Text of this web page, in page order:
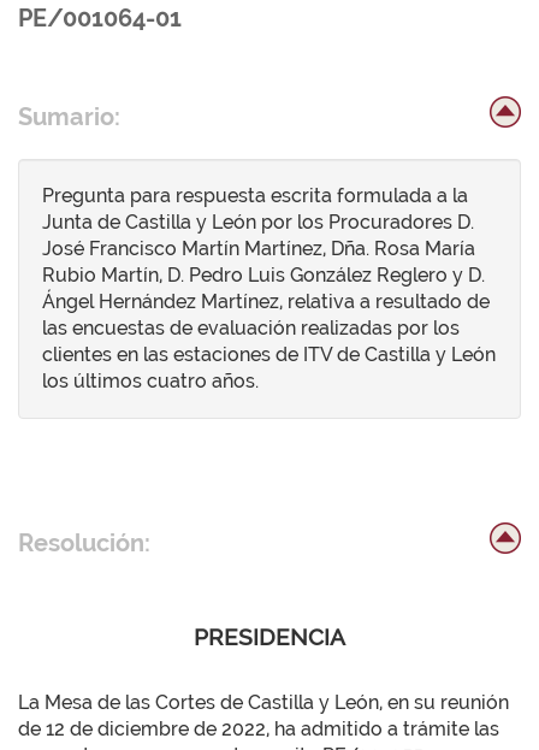
PE/001064-01
Sumario:
Pregunta para respuesta escrita formulada a la
Junta de Castilla y León por los Procuradores D.
José Francisco Martín Martínez, Dña. Rosa María
Rubio Martín, D. Pedro Luis González Reglero y D.
Ángel Hernández Martínez, relativa a resultado de
las encuestas de evaluación realizadas por los
clientes en las estaciones de ITV de Castilla y León
los últimos cuatro años.
Resolución:
PRESIDENCIA
La Mesa de las Cortes de Castilla y León, en su reunión
de 12 de diciembre de 2022, ha admitido a trámite las